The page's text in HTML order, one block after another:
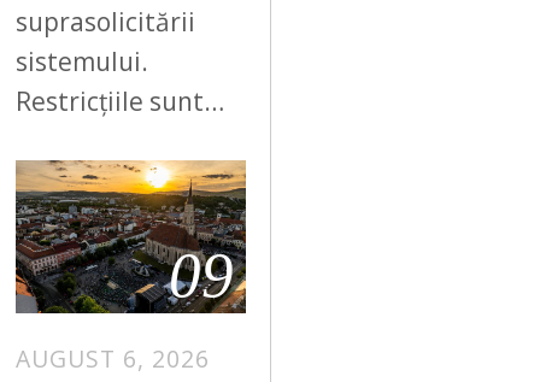
suprasolicitării
sistemului.
Restricțiile sunt…
09
AUGUST 6, 2026